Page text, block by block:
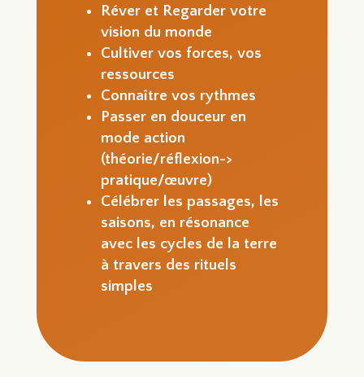
Réver et Regarder votre
vision du monde
Cultiver vos forces, vos
ressources
Connaître vos rythmes
Passer en douceur en
mode action
(théorie/réflexion->
pratique/œuvre)
Célébrer les passages, les
saisons, en résonance
avec les cycles de la terre
à travers des rituels
simples